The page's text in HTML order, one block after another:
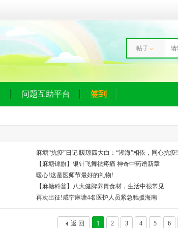
帖子
问题互助平台 签到
麻塘“抗疫”日记∣援琼四大白：“湖海”相依，同心抗疫!
【麻塘锦旗】银针飞舞祛疼痛 神奇中药谱新章
暖心!这是医师节最好的礼物!
【麻塘科普】八大健脾养胃食材，生活中很常见
再次出征!咸宁麻塘4名医护人员紧急驰援海南
1 2 3 4 5 6
返 回